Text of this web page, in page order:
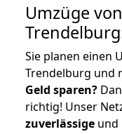
Umzüge
Sie planen einen
Trendelburg und
Geld sparen?
richtig! Unser
zuverlässige und